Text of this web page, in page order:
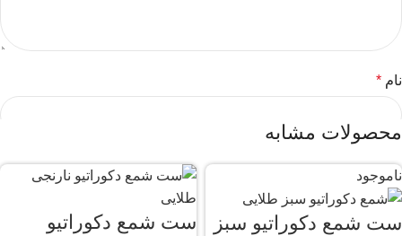
نام *
ایمیل*
محصولات مشابه
ناموجود
ست شمع دکوراتیو سبز
ست شمع دکوراتیو